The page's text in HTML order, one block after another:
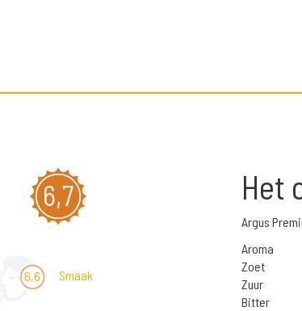
6,7
6,6 Smaak
Het
Argus
Aroma
Zoet
Zuur
Bitter